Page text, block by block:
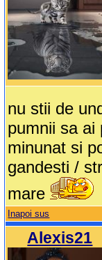
nu stii de
pumnii sa ai
minunat si
gandesti /
mare
Inapoi sus
Alexis21